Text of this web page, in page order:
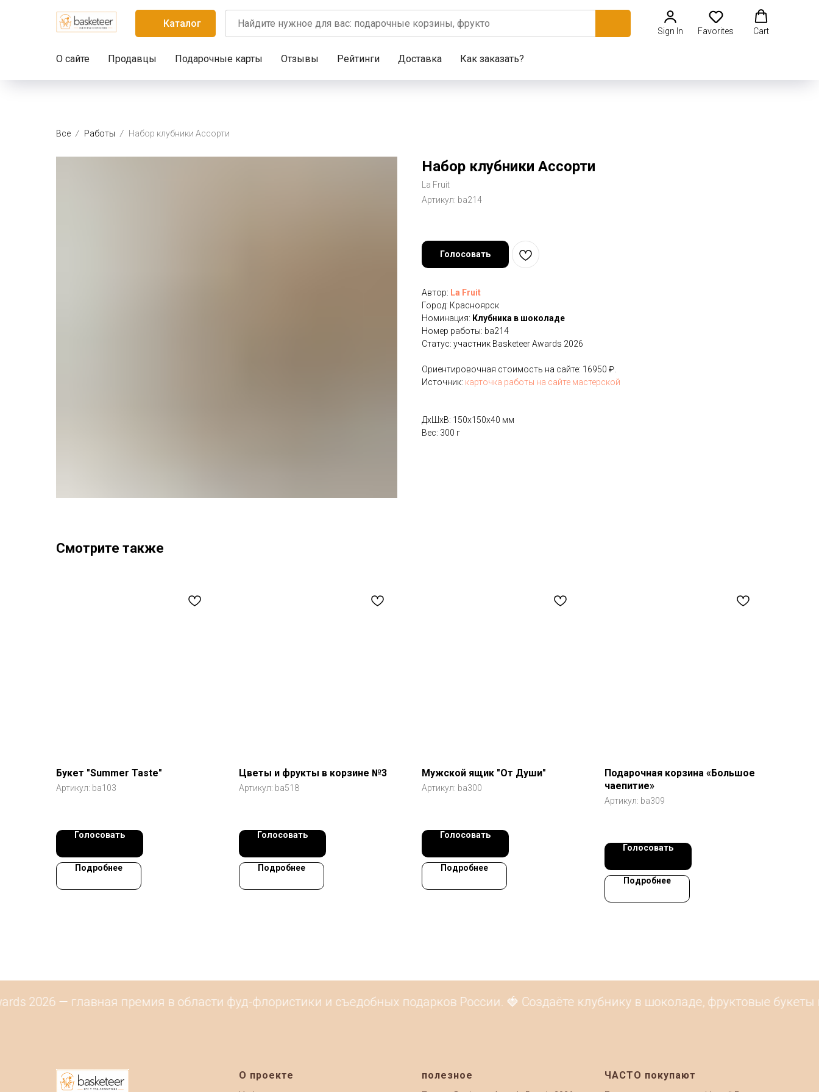
Каталог
Sign In Favorites Cart
О сайте Продавцы Подарочные карты Отзывы Рейтинги Доставка Как заказать?
Все Работы Набор клубники Ассорти
Набор клубники Ассорти
La Fruit
Артикул: ba214
Голосовать
Автор: La Fruit
Город: Красноярск
Номинация: Клубника в шоколаде
Номер работы: ba214
Статус: участник Basketeer Awards 2026
Ориентировочная стоимость на сайте: 16950 ₽.
Источник: карточка работы на сайте мастерской
ДxШxВ: 150x150x40 мм
Вес: 300 г
Смотрите также
Букет "Summer Taste"
Артикул: ba103
Голосовать
Подробнее
Цветы и фрукты в корзине №3
Артикул: ba518
Голосовать
Подробнее
Мужской ящик "От Души"
Артикул: ba300
Голосовать
Подробнее
Подарочная корзина «Большое
чаепитие»
Артикул: ba309
Голосовать
Подробнее
2026 — главная премия в области фуд-флористики и съедобных подарков России. 🍓 Создаёте клубнику в шоколаде, фруктовые
О проекте полезное ЧАСТО покупают